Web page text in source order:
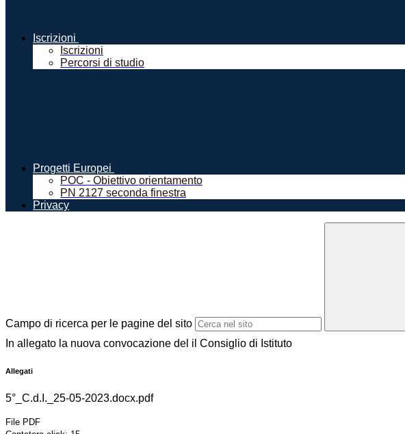
Iscrizioni
Iscrizioni
Percorsi di studio
Progetti Europei
POC - Obiettivo orientamento
PN 2127 seconda finestra
Privacy
Campo di ricerca per le pagine del sito
In allegato la nuova convocazione del il Consiglio di Istituto
Allegati
5°_C.d.I._25-05-2023.docx.pdf
File PDF